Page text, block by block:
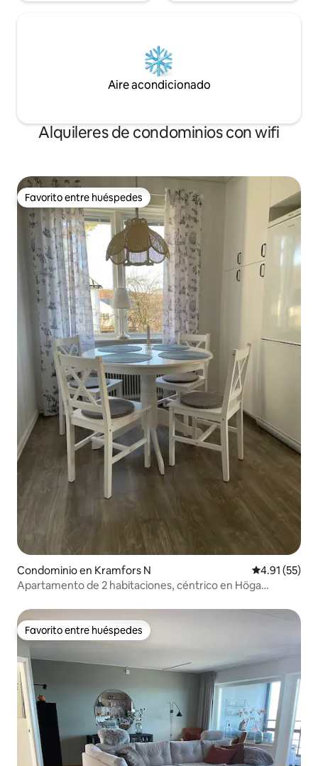
Aire acondicionado
Alquileres de condominios con wifi
Favorito entre huéspedes
Favorito entre huéspedes
Condominio en Kramfors N Calificación
4.91 (55)
Apartamento de 2 habitaciones, céntrico en Höga
Favorito entre huéspedes
Favorito entre huéspedes